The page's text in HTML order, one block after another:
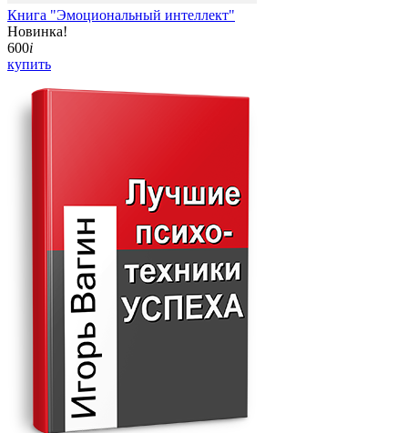
Книга "Эмоциональный интеллект"
Новинка!
600i
купить